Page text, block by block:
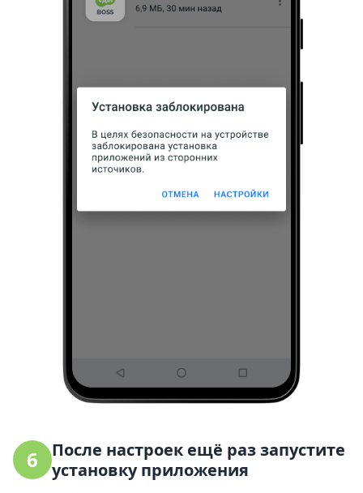
6
После настроек ещё раз запустите
установку приложения